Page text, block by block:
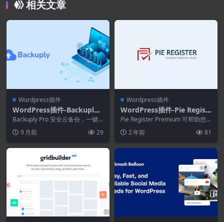
相关文章
Wordpress插件
WordPress插件-Backuply
Pro 1.4.9–可靠的WordPres
s备份插件
Backuply Pro 安全云备份，一键
器崩溃、...
9 月前 29
Wordpress插件
WordPress插件-Pie Regist
er Premium 3.8.3.7–Word
Press注册和登录插件
Pie Register Premium 可帮助您
分...2 年前 81